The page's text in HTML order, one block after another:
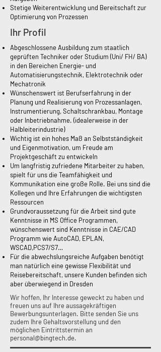
Stetige Weiterentwicklung und Bereitschaft zur
Optimierung von Prozessen
Ihr Profil
Abgeschlossene Ausbildung zum staatlich
geprüften Techniker oder Studium (Uni/ FH/ BA)
in den Bereichen Energie- und
Automatisierungstechnik, Elektrotechnik oder
Mechatronik
Wünschenswert ist Berufserfahrung in der
Planung und Realisierung von Prozessanlagen,
Instrumentierung, Schaltschrankbau, Montage
oder Inbetriebnahme. (idealerweise in der
Halbleiterindustrie)
Wichtig ist ein hohes Maß an Selbstständigkeit
und Eigenmotivation, um Freude am
Projektgeschäft zu entwickeln
Um langfristig zufriedene Mitarbeiter zu haben,
spielt für uns die Teamfähigkeit und
Kommunikation eine große Rolle. Bei uns sind die
Kollegen und Ihre Erfahrungen die wichtigsten
Ressourcen
Grundvoraussetzung für die Arbeit sind gute
Kenntnisse in MS Office Programmen,
wünschenswert sind Kenntnisse in CAE/CAD
Programm wie AutoCAD, EPLAN,
WSCAD,PCS7/S7…
Für die abwechslungsreiche Aufgaben benötigt
man natürlich eine gewisse Flexibilität und
Reisebereitschaft, unsere Kunden befinden sich
aber überwiegend in Dresden
Wir hoffen, Ihr Interesse geweckt zu haben und
freuen uns auf Ihre aussagekräftigen
Bewerbungsunterlagen. Bitte senden Sie uns
zudem Ihre Gehaltsvorstellung und den
möglichen Eintrittstermin an
personal@bingtech.de.